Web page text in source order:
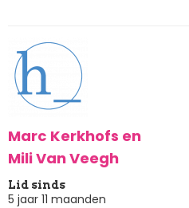
Marc Kerkhofs en
Mili Van Veegh
Lid sinds
5 jaar 11 maanden